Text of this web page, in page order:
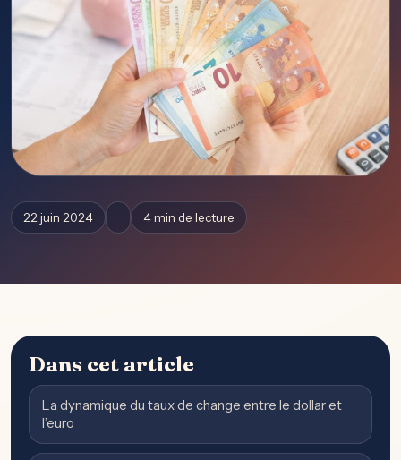
22 juin 2024 4 min de lecture
Dans cet article
La dynamique du taux de change entre le dollar et
l’euro